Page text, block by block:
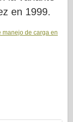
en 1999.
manejo de carga en